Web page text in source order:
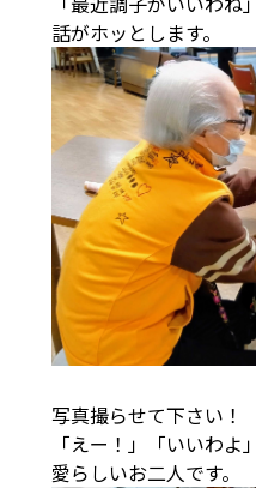
話がホッとします。
写真撮らせて下さい！
「えー！」「いいわ
愛らしいお二人です。